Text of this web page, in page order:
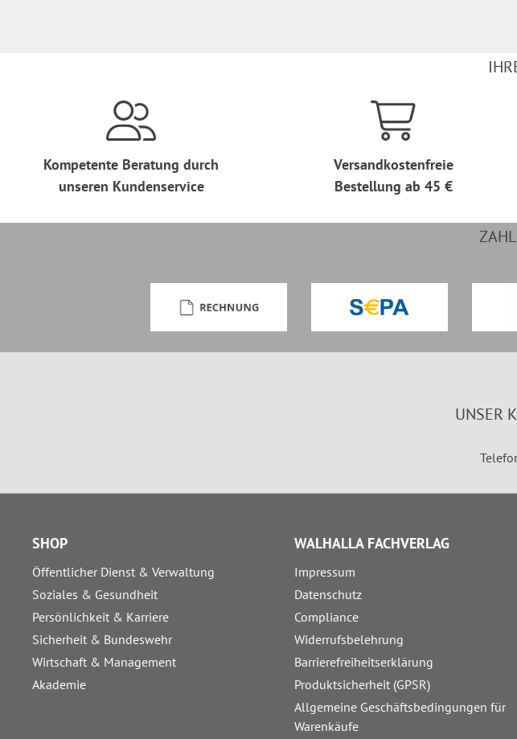
Kompetente Beratung durch
unseren Kundenservice
Versandkostenfreie
Bestellung ab 45 €
UNSER
SHOP
Öffentlicher Dienst & Verwaltung
Soziales & Gesundheit
Persönlichkeit & Karriere
Sicherheit & Bundeswehr
Wirtschaft & Management
Akademie
WALHALLA FACHVERLAG
Impressum
Datenschutz
Compliance
Widerrufsbelehrung
Barrierefreiheitserklärung
Produktsicherheit (GPSR)
Allgemeine Geschäftsbedingungen für
Warenkäufe